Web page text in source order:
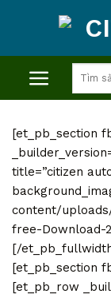
kiếm:
[et_pb_section
title=”citizen
content/
free-Download-
[/
[et_pb_section
[et_pb_row